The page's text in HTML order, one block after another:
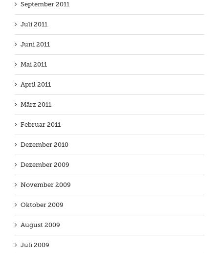
September 2011
Juli 2011
Juni 2011
Mai 2011
April 2011
März 2011
Februar 2011
Dezember 2010
Dezember 2009
November 2009
Oktober 2009
August 2009
Juli 2009